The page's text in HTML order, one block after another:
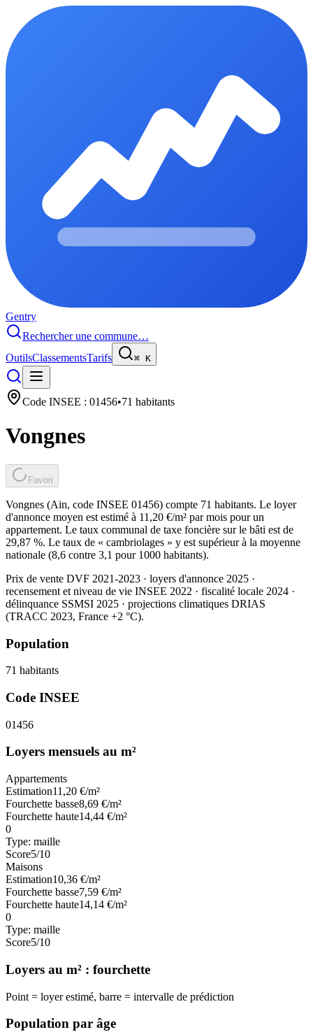
Gentry
Rechercher une commune…
OutilsClassementsTarifs ⌘ K
Code INSEE : 01456•71 habitants
Vongnes
Favori
Vongnes (Ain, code INSEE 01456) compte 71 habitants. Le loyer
d'annonce moyen est estimé à 11,20 €/m² par mois pour un
appartement. Le taux communal de taxe foncière sur le bâti est de
29,87 %. Le taux de « cambriolages » y est supérieur à la moyenne
nationale (8,6 contre 3,1 pour 1000 habitants).
Prix de vente DVF 2021-2023 · loyers d'annonce 2025 ·
recensement et niveau de vie INSEE 2022 · fiscalité locale 2024 ·
délinquance SSMSI 2025 · projections climatiques DRIAS
(TRACC 2023, France +2 °C).
Population
71 habitants
Code INSEE
01456
Loyers mensuels au m²
Appartements
Estimation11,20 €/m²
Fourchette basse8,69 €/m²
Fourchette haute14,44 €/m²
0
Type: maille
Score5/10
Maisons
Estimation10,36 €/m²
Fourchette basse7,59 €/m²
Fourchette haute14,14 €/m²
0
Type: maille
Score5/10
Loyers au m² : fourchette
Point = loyer estimé, barre = intervalle de prédiction
Population par âge